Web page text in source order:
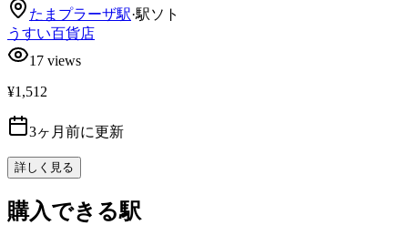
たまプラーザ駅·駅ソト
うすい百貨店
17 views
¥1,512
3ヶ月前に更新
詳しく見る
購入できる駅